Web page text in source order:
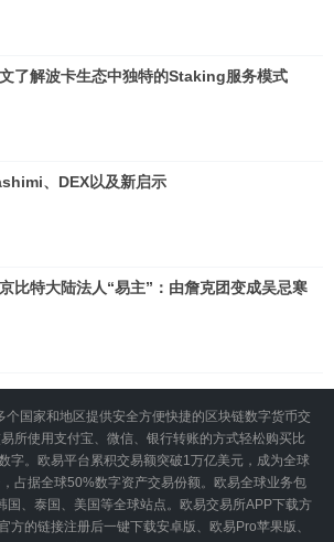
了解波卡生态中独特的Staking服务模式
、DEX以及新启示
比特大陆法人“易主”：由詹克团变成吴忌寒
个国家和地区提供安全方便快捷的区块链数字货币交
所使用支付宝、微信、银行转账的方式轻松购买比
字。欧易平台累积交易额突破1万亿美元，成为全球
占据全球50%数字资产交易份额。欧易全球业务包
国、泰国、美国等全球站点。欧易交易所APP下载方
方的链接注册后一键下载安卓版、欧易Pro苹果版、